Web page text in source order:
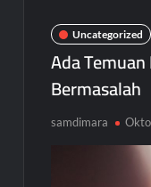
Uncategorized
Ada
Bermasalah
samdimara